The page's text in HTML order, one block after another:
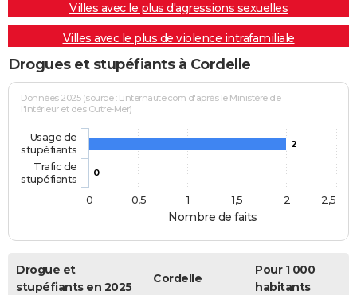
Villes avec le plus d'agressions sexuelles
Villes avec le plus de violence intrafamiliale
Drogues et stupéfiants à Cordelle
Nombre de faits
Données 2025 (source : Linternaute.com d'après le Ministère de
l'Intérieur et des Outre-Mer)
2
0
Usage de
stupéfiants
Trafic de
stupéfiants
0
0,5 1 1,5 2 2,5
Drogue et
stupéfiants en 2025
Cordelle
Pour 1 000
habitants